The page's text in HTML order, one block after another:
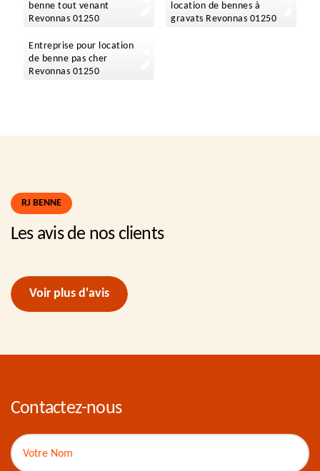
benne tout venant
Revonnas 01250
location de bennes à
gravats Revonnas 01250
Entreprise pour location
de benne pas cher
Revonnas 01250
RJ BENNE
Les avis de nos clients
Voir plus d'avis
Contactez-nous